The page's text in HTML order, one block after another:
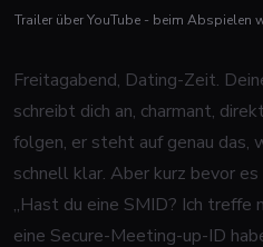
Trailer über YouTube - beim Abspielen
Freitagabend, Dating-Zeit.
schreibt dich an, charmant,
folgen, er steht auf genau das,
schnell klar. Aber kurz bevor
„Hast du eine SMID? Ich treffe
eine Secure-Meeting-up-ID